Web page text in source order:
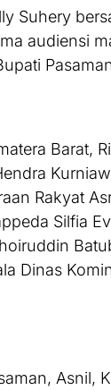
Suhery
audiensi
Barat,
Rakyat
Silfia
Dinas
Asnil,